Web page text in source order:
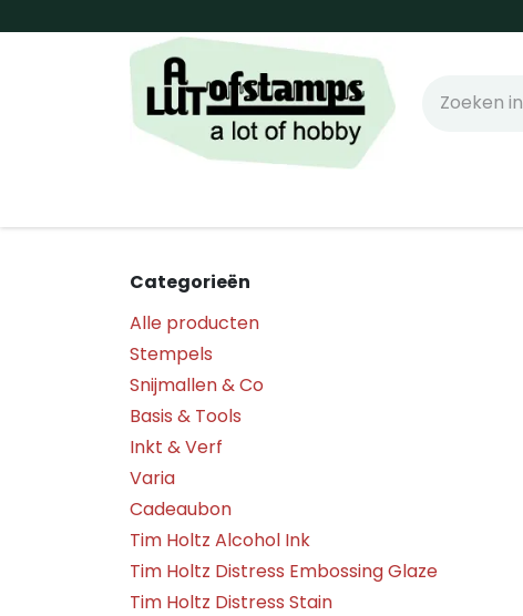
Categorieën
Alle producten
Stempels
Snijmallen & Co
Basis & Tools
Inkt & Verf
Varia
Cadeaubon
Tim Holtz Alcohol Ink
Tim Holtz Distress Embossing Glaze
Tim Holtz Distress Stain